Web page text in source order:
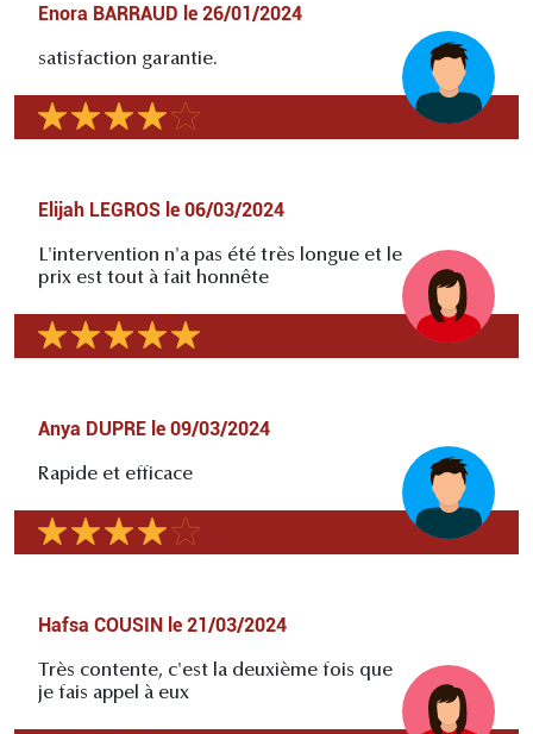
Enora BARRAUD le 26/01/2024
satisfaction garantie.
Elijah LEGROS le 06/03/2024
L'intervention n'a pas été très longue et le
prix est tout à fait honnête
Anya DUPRE le 09/03/2024
Rapide et efficace
Hafsa COUSIN le 21/03/2024
Très contente, c'est la deuxième fois que
je fais appel à eux